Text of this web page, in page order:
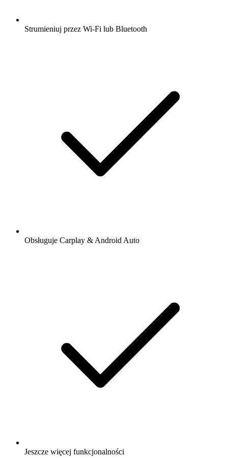
Strumieniuj przez Wi-Fi lub Bluetooth
Obsługuje Carplay & Android Auto
Jeszcze więcej funkcjonalności